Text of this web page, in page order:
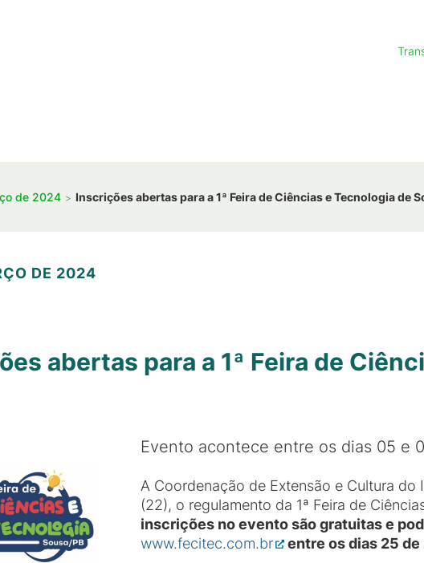
de 2024 Inscrições abertas para a 1ª Feira de Ciências e Tecnologia de
DE 2024
abertas para a 1ª Feira de
Evento acontece entre os dias 05 e
A Coordenação de Extensão e Cultura
(22), o regulamento da 1ª Feira de
inscrições no evento são gratuitas e
www.fecitec.com.br
entre os dias 25 de